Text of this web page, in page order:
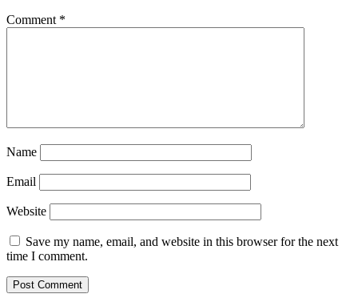
Comment *
Name
Email
Website
Save my name, email, and website in this browser for the next
time I comment.